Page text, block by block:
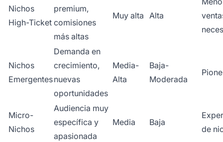
Nichos
High-Ticket
premium,
comisiones
más altas
Muy alta Alta
Nichos
Emergentes
Demanda en
crecimiento,
nuevas
oportunidades
Media-
Alta
Baja-
Moderada
Micro-
Nichos
Audiencia muy
específica y
apasionada
Media Baja
de